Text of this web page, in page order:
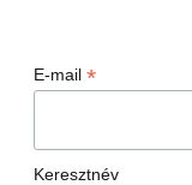
E-mail *
Keresztnév